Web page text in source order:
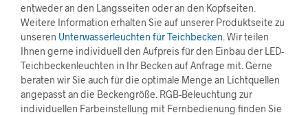
entweder an den Längsseiten oder an den Kopfseiten.
Weitere Information erhalten Sie auf unserer Produktseite zu
unseren Unterwasserleuchten für Teichbecken . Wir teilen
Ihnen gerne individuell den Aufpreis für den Einbau der LED-
Teichbeckenleuchten in Ihr Becken auf Anfrage mit. Gerne
beraten wir Sie auch für die optimale Menge an Lichtquellen
angepasst an die Beckengröße. RGB-Beleuchtung zur
individuellen Farbeinstellung mit Fernbedienung finden Sie